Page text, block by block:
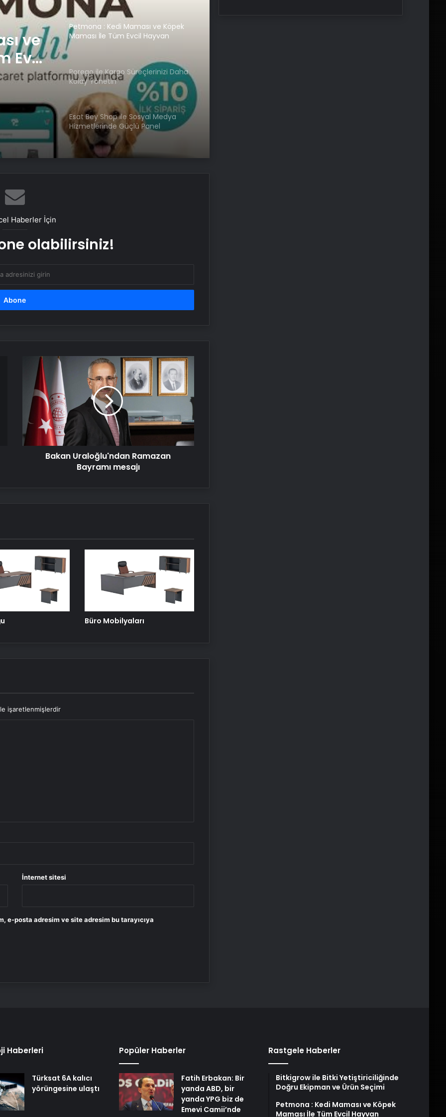
ve
Evcil
Petmona : Kedi Maması ve Köpek
Maması İle Tüm Evcil Hayvan
Ürünleri
Porego ile Kargo Süreçlerinizi Daha
Kolay Yönetin
Esat Bey Shop ile Sosyal Medya
Hizmetlerinde Güçlü Panel
Deneyimi
SanalNumara.org ile Güvenli, Hızlı ve
Kahramanmaraş Oto Kiralama ve
Araç Kiralama
Bitkigrow ile Bitki Yetiştiriciliğinde
Doğru Ekipman ve Ürün Seçimi
Esat Bey Shop ile Sosyal Medya
Hizmetlerinde Güçlü Panel
Deneyimi
Serjoy : Dijital Medya Ajansı, Google
Reklam Ajansı, SEO Ajansı ve Web
Haberler İçin
olabilirsiniz!
Bakan
Uraloğlu'ndan
Ramazan
Bayramı
mesajı
Bakan Uraloğlu'ndan Ramazan
Bayramı mesajı
Büro Mobilyaları
işaretlenmişlerdir
İnternet sitesi
e-posta adresim ve site adresim bu tarayıcıya
Haberleri
Türksat 6A kalıcı
yörüngesine ulaştı
Popüler Haberler
Fatih Erbakan: Bir
yanda ABD, bir
yanda YPG biz de
Emevi Camii’nde
Rastgele Haberler
Bitkigrow ile Bitki Yetiştiriciliğinde
Doğru Ekipman ve Ürün Seçimi
Petmona : Kedi Maması ve Köpek
Maması İle Tüm Evcil Hayvan